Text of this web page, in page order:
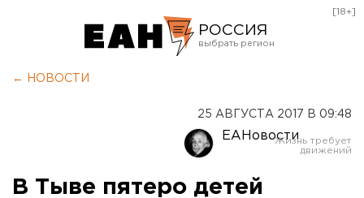
РОССИЯ
Оренбург
[18+]
← НОВОСТИ
25 АВГУСТА 2017 В 09:48
ЕАНовости
В Тыве пятеро детей